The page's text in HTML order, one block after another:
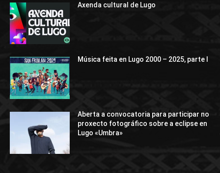
Axenda cultural de Lugo
Música feita en Lugo 2000 – 2025, parte I
Aberta a convocatoria para participar no
proxecto fotográfico sobre a eclipse en
Lugo «Umbra»